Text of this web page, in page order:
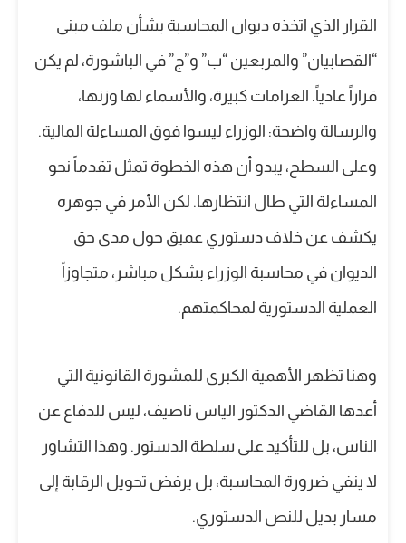
القرار الذي اتخذه ديوان المحاسبة بشأن ملف مبنى
“القصابيان” والمربعين “ب” و”ج” في الباشورة، لم يكن
قراراً عادياً. الغرامات كبيرة، والأسماء لها وزنها،
والرسالة واضحة: الوزراء ليسوا فوق المساءلة المالية.
وعلى السطح، يبدو أن هذه الخطوة تمثل تقدماً نحو
المساءلة التي طال انتظارها. لكن الأمر في جوهره
يكشف عن خلاف دستوري عميق حول مدى حق
الديوان في محاسبة الوزراء بشكل مباشر، متجاوزاً
العملية الدستورية لمحاكمتهم.
وهنا تظهر الأهمية الكبرى للمشورة القانونية التي
أعدها القاضي الدكتور الياس ناصيف، ليس للدفاع عن
الناس، بل للتأكيد على سلطة الدستور. وهذا التشاور
لا ينفي ضرورة المحاسبة، بل يرفض تحويل الرقابة إلى
مسار بديل للنص الدستوري.